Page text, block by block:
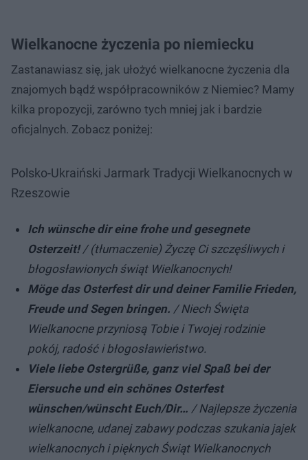
Wielkanocne życzenia po niemiecku
Zastanawiasz się, jak ułożyć wielkanocne życzenia dla
znajomych bądź współpracowników z Niemiec? Mamy
kilka propozycji, zarówno tych mniej jak i bardzie
oficjalnych. Zobacz poniżej:
Polsko-Ukraiński Jarmark Tradycji Wielkanocnych w
Rzeszowie
Ich wünsche dir eine frohe und gesegnete
Osterzeit!/ (tłumaczenie) Życzę Ci szczęśliwych i
błogosławionych świąt Wielkanocnych!
Möge das Osterfest dir und deiner Familie Frieden,
Freude und Segen bringen. / Niech Święta
Wielkanocne przyniosą Tobie i Twojej rodzinie
pokój, radość i błogosławieństwo.
Viele liebe Ostergrüße, ganz viel Spaß bei der
Eiersuche und ein schönes Osterfest
wünschen/wünscht Euch/Dir… / Najlepsze życzenia
wielkanocne, udanej zabawy podczas szukania jajek
wielkanocnych i pięknych Świąt Wielkanocnych